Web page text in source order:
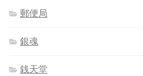
郵便局
銀魂
銭天堂